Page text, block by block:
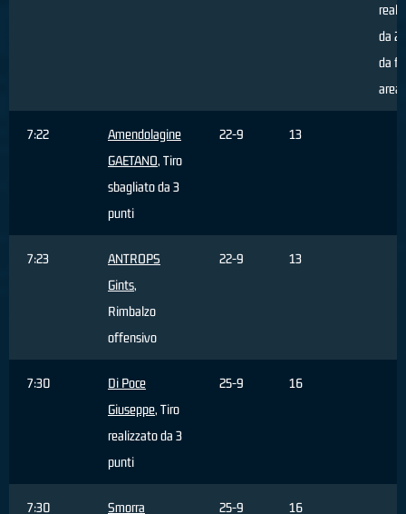
da 2
da
area
7:22
Amendolagine
GAETANO, Tiro
sbagliato da 3
punti
22-9 13
7:23
ANTROPS
Gints,
Rimbalzo
offensivo
22-9 13
7:30
Di Poce
Giuseppe, Tiro
realizzato da 3
punti
25-9 16
7:30
Smorra
25-9 16